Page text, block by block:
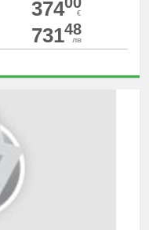
374 €
73148
лв